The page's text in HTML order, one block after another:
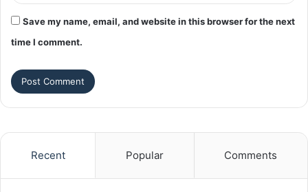
Save my name, email, and website in this browser for the next
time I comment.
Recent Popular Comments